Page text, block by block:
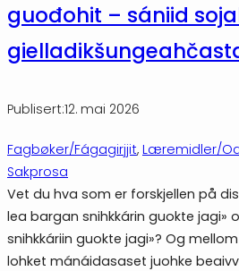
guođohit – sániid
Publisert:12. mai 2026
Fagbøker/Fágagirjjit, Læremidler/
Sakprosa
Vet du hva som er forskjellen på
lea bargan snihkkárin guokte jagi»
snihkkáriin guokte jagi»? Og
lohket mánáidasaset juohke